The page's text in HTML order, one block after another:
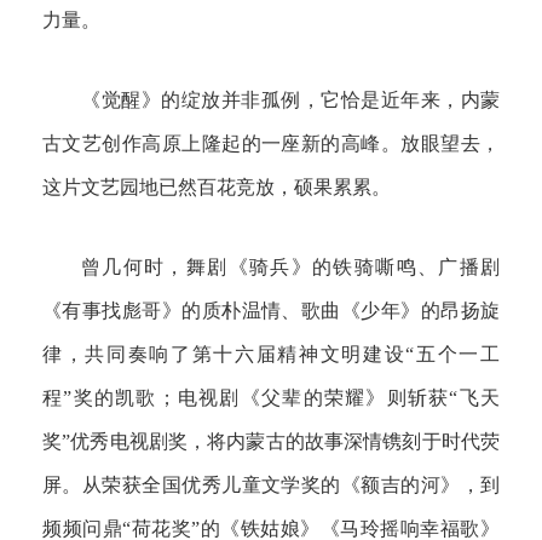
力量。
《觉醒》的绽放并非孤例，它恰是近年来，内蒙
古文艺创作高原上隆起的一座新的高峰。放眼望去，
这片文艺园地已然百花竞放，硕果累累。
曾几何时，舞剧《骑兵》的铁骑嘶鸣、广播剧
《有事找彪哥》的质朴温情、歌曲《少年》的昂扬旋
律，共同奏响了第十六届精神文明建设“五个一工
程”奖的凯歌；电视剧《父辈的荣耀》则斩获“飞天
奖”优秀电视剧奖，将内蒙古的故事深情镌刻于时代荧
屏。从荣获全国优秀儿童文学奖的《额吉的河》，到
频频问鼎“荷花奖”的《铁姑娘》《马玲摇响幸福歌》